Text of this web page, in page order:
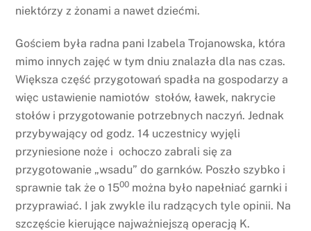
niektórzy z żonami a nawet dziećmi.
Gościem była radna pani Izabela Trojanowska, która
mimo innych zajęć w tym dniu znalazła dla nas czas.
Większa część przygotowań spadła na gospodarzy a
więc ustawienie namiotów stołów, ławek, nakrycie
stołów i przygotowanie potrzebnych naczyń. Jednak
przybywający od godz. 14 uczestnicy wyjęli
przyniesione noże i ochoczo zabrali się za
przygotowanie „wsadu” do garnków. Poszło szybko i
sprawnie tak że o 1500 można było napełniać garnki i
przyprawiać. I jak zwykle ilu radzących tyle opinii. Na
szczęście kierujące najważniejszą operacją K.